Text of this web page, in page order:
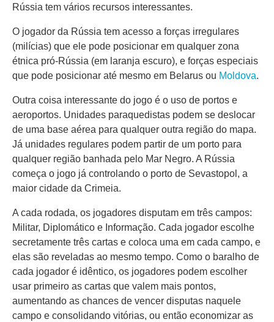
Rússia tem vários recursos interessantes.
O jogador da Rússia tem acesso a forças irregulares
(milícias) que ele pode posicionar em qualquer zona
étnica pró-Rússia (em laranja escuro), e forças especiais
que pode posicionar até mesmo em Belarus ou Moldova.
Outra coisa interessante do jogo é o uso de portos e
aeroportos. Unidades paraquedistas podem se deslocar
de uma base aérea para qualquer outra região do mapa.
Já unidades regulares podem partir de um porto para
qualquer região banhada pelo Mar Negro. A Rússia
começa o jogo já controlando o porto de Sevastopol, a
maior cidade da Crimeia.
A cada rodada, os jogadores disputam em três campos:
Militar, Diplomático e Informação. Cada jogador escolhe
secretamente três cartas e coloca uma em cada campo, e
elas são reveladas ao mesmo tempo. Como o baralho de
cada jogador é idêntico, os jogadores podem escolher
usar primeiro as cartas que valem mais pontos,
aumentando as chances de vencer disputas naquele
campo e consolidando vitórias, ou então economizar as